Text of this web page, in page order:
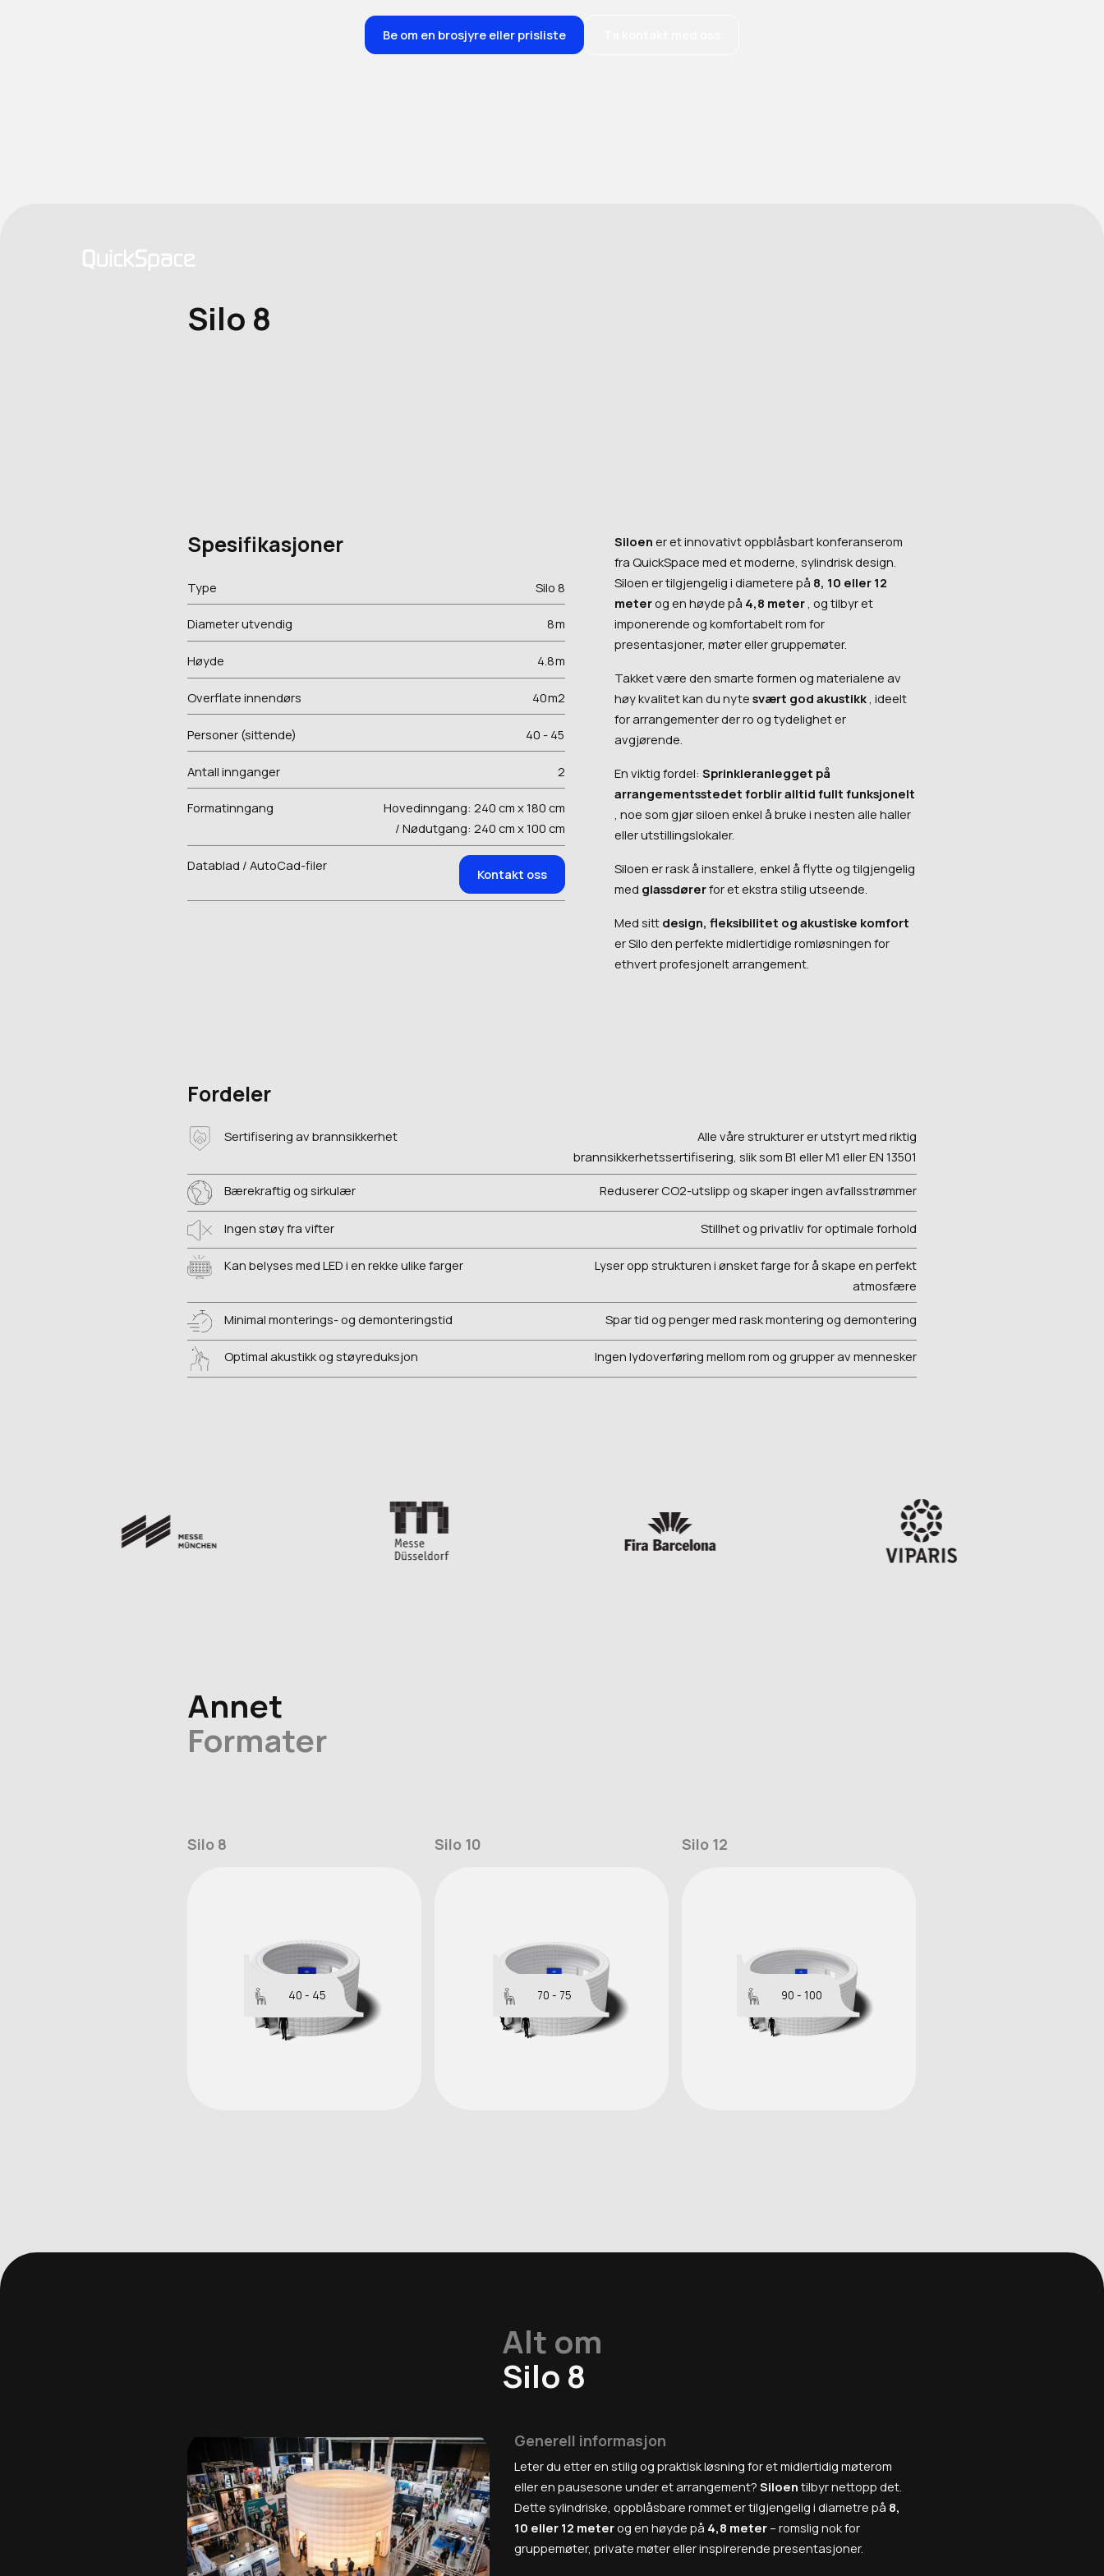
Be om en brosjyre eller prisliste
Silo 8
Spesifikasjoner
Type Silo 8
Diameter utvendig 8m
Høyde 4.8m
Overflate innendørs 40m2
Personer (sittende) 40 - 45
Antall innganger 2
Formatinngang
Hovedinngang: 240 cm x 180 cm
/ Nødutgang: 240 cm x 100 cm
Datablad / AutoCad-filer
Kontakt oss
Siloen er et innovativt oppblåsbart konferanserom
fra QuickSpace med et moderne, sylindrisk design.
Siloen er tilgjengelig i diametere på 8, 10 eller 12
meterog en høyde på 4,8 meter, og tilbyr et
imponerende og komfortabelt rom for
presentasjoner, møter eller gruppemøter.
Takket være den smarte formen og materialene av
høy kvalitet kan du nyte svært god akustikk, ideelt
for arrangementer der ro og tydelighet er
avgjørende.
En viktig fordel: Sprinkleranlegget på
arrangementsstedet forblir alltid fullt funksjonelt
, noe som gjør siloen enkel å bruke i nesten alle haller
eller utstillingslokaler.
Siloen er rask å installere, enkel å flytte og tilgjengelig
med glassdørerfor et ekstra stilig utseende.
Med sitt design, fleksibilitet og akustiske komfort
er Silo den perfekte midlertidige romløsningen for
ethvert profesjonelt arrangement.
Fordeler
Sertifisering av brannsikkerhet
Alle våre strukturer er utstyrt med riktig
brannsikkerhetssertifisering, slik som B1 eller M1 eller EN 13501
Bærekraftig og sirkulær Reduserer CO2-utslipp og skaper ingen avfallsstrømmer
Ingen støy fra vifter Stillhet og privatliv for optimale forhold
Kan belyses med LED i en rekke ulike farger
Lyser opp strukturen i ønsket farge for å skape en perfekt
atmosfære
Minimal monterings- og demonteringstid Spar tid og penger med rask montering og demontering
Optimal akustikk og støyreduksjon Ingen lydoverføring mellom rom og grupper av mennesker
Annet
Formater
Silo 8
40 - 45
Silo 10
70 - 75
Silo 12
90 - 100
Alt om
Silo 8
Generell informasjon
Leter du etter en stilig og praktisk løsning for et midlertidig møterom
eller en pausesone under et arrangement? Siloen tilbyr nettopp det.
Dette sylindriske, oppblåsbare rommet er tilgjengelig i diametre på 8,
10 eller 12 meterog en høyde på 4,8 meter– romslig nok for
gruppemøter, private møter eller inspirerende presentasjoner.